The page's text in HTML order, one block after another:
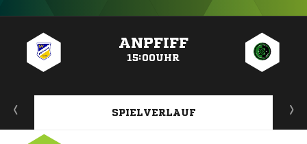
ANPFIFF
15:00UHR
SPIELVERLAUF